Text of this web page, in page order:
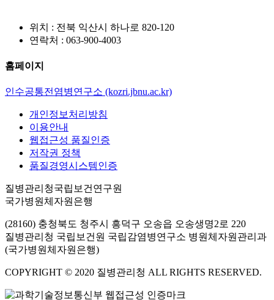
위치 : 전북 익산시 하나로 820-120
연락처 : 063-900-4003
홈페이지
인수공통전염병연구소 (kozri.jbnu.ac.kr)
개인정보처리방침
이용안내
웹접근성 품질인증
저작권 정책
품질경영시스템인증
질병관리청국립보건연구원
국가병원체자원은행
(28160) 충청북도 청주시 흥덕구 오송읍 오송생명2로 220
질병관리청 국립보건원 국립감염병연구소 병원체자원관리과
(국가병원체자원은행)
COPYRIGHT © 2020 질병관리청 ALL RIGHTS RESERVED.